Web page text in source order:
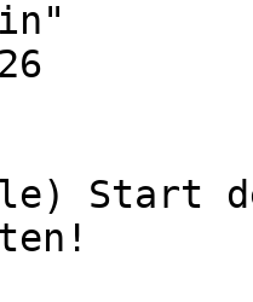
Start